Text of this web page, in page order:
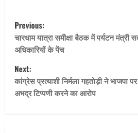
P
o
s
t
n
Previous:
चारधाम यात्रा समीक्षा बैठक में पर्यटन
अधिकारियों के पेंच
Next:
कांग्रेस प्रत्याशी निर्मला गहतोड़ी ने भाजपा
अभद्र टिप्पणी करने का आरोप